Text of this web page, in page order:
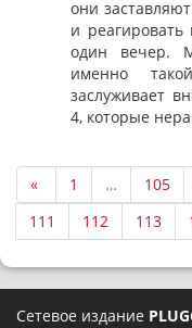
они
и реагировать
один вечер.
именно
заслуживает
4, которые
« 1 … 105
111
112 113
Сетевое издание